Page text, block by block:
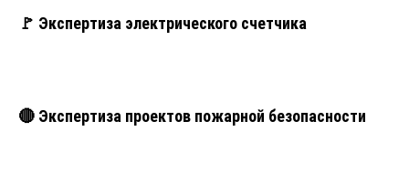
🚩 Экспертиза электрического счетчика
🔴 Экспертиза проектов пожарной безопасности